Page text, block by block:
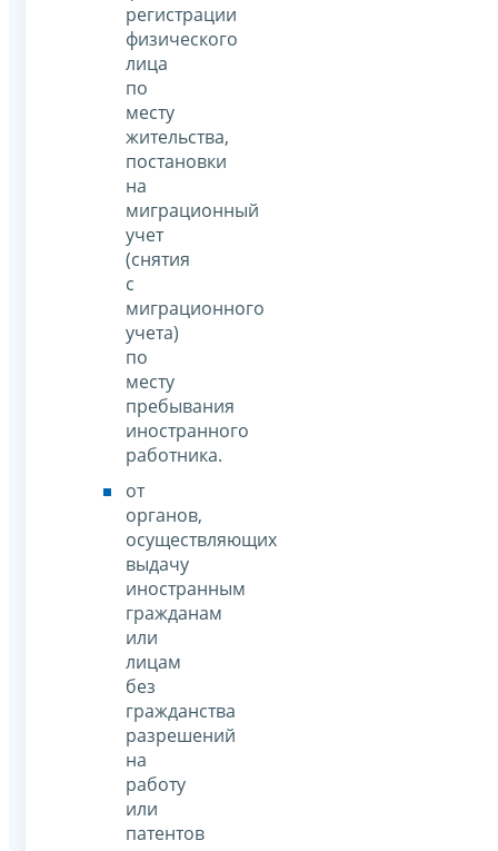
регистрации
физического
лица
по
месту
жительства,
постановки
на
миграционный
учет
(снятия
с
миграционного
учета)
по
месту
пребывания
иностранного
работника.
от
органов,
осуществляющих
выдачу
иностранным
гражданам
или
лицам
без
гражданства
разрешений
на
работу
или
патентов